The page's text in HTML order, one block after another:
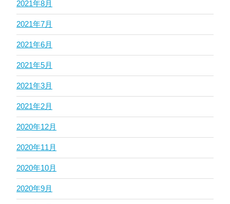
2021年8月
2021年7月
2021年6月
2021年5月
2021年3月
2021年2月
2020年12月
2020年11月
2020年10月
2020年9月